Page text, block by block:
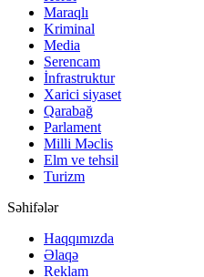
Maraqlı
Kriminal
Media
Serencam
İnfrastruktur
Xarici siyaset
Qarabağ
Parlament
Milli Məclis
Elm ve tehsil
Turizm
Səhifələr
Haqqımızda
Əlaqə
Reklam